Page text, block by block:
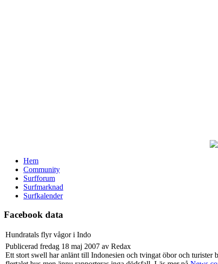
Hem
Community
Surfforum
Surfmarknad
Surfkalender
Facebook data
Hundratals flyr vågor i Indo
Publicerad fredag 18 maj 2007 av Redax
Ett stort swell har anlänt till Indonesien och tvingat öbor och